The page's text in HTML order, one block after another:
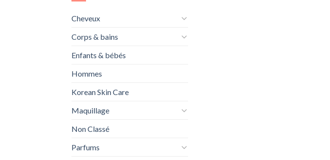
Cheveux
Corps & bains
Enfants & bébés
Hommes
Korean Skin Care
Maquillage
Non Classé
Parfums